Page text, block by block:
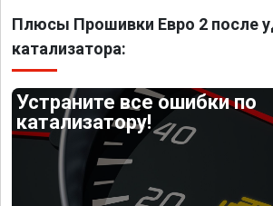
Плюсы Прошивки Евро 2 после
катализатора:
Устраните все ошибки по
катализатору!